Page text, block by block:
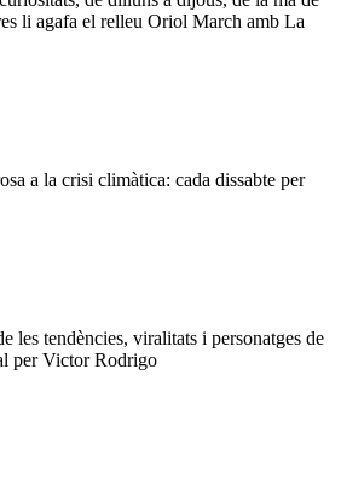
li agafa el relleu Oriol March amb La
a la crisi climàtica: cada dissabte per
les tendències, viralitats i personatges de
per Victor Rodrigo